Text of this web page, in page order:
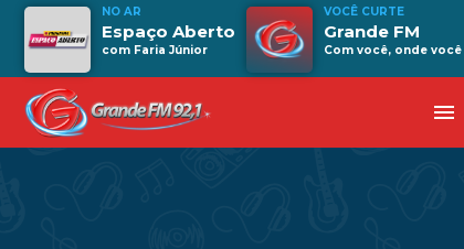
NO AR
Espaço Aberto
com Faria Júnior
VOCÊ CURTE
Grande FM
Com você, onde
menu